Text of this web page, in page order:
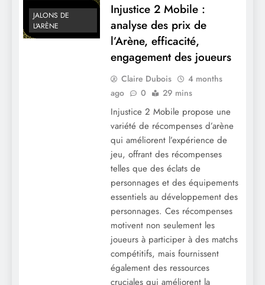
JALONS DE
L'ARÈNE
Injustice 2 Mobile :
analyse des prix de
l’Arène, efficacité,
engagement des joueurs
Claire Dubois
4 months
ago
0 29 mins
Injustice 2 Mobile propose une
variété de récompenses d’arène
qui améliorent l’expérience de
jeu, offrant des récompenses
telles que des éclats de
personnages et des équipements
essentiels au développement des
personnages. Ces récompenses
motivent non seulement les
joueurs à participer à des matchs
compétitifs, mais fournissent
également des ressources
cruciales qui améliorent la